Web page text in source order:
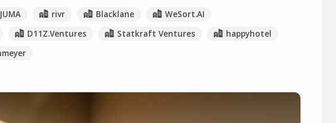
JUMA rivr Blacklane
WeSort.AI
D11Z.Ventures Statkraft Ventures
happyhotel